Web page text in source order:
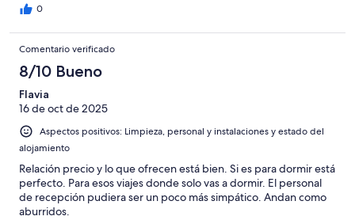
0
Comentario verificado
8/10 Bueno
Flavia
16 de oct de 2025
Aspectos positivos: Limpieza, personal y instalaciones y estado del
alojamiento
Relación precio y lo que ofrecen está bien. Si es para dormir está
perfecto. Para esos viajes donde solo vas a dormir. El personal
de recepción pudiera ser un poco más simpático. Andan como
aburridos.